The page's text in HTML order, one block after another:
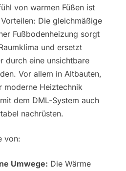
von warmen Füßen ist
Die gleichmäßige
Fußbodenheizung sorgt
und ersetzt
durch eine unsichtbare
Vor allem in Altbauten,
moderne Heiztechnik
dem DML-System auch
nachrüsten.
von:
Umwege: Die Wärme